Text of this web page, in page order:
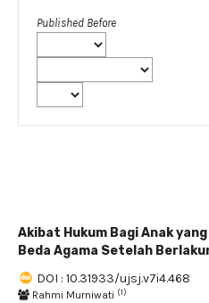
Published Before
Akibat Hukum Bagi Anak
Beda Agama Setelah
DOI : 10.31933/ujsj.v7i4.468
Rahmi Murniwati (1)